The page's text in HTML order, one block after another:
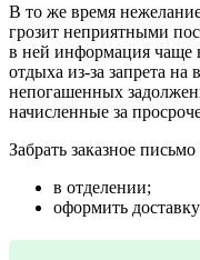
В то же время
грозит неприятными
в ней информация чаще
отдыха из-за запрета
непогашенных
начисленные за
Забрать заказное
в отделении;
оформить